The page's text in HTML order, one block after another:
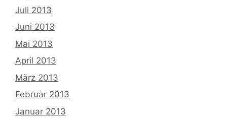
Juli 2013
Juni 2013
Mai 2013
April 2013
März 2013
Februar 2013
Januar 2013